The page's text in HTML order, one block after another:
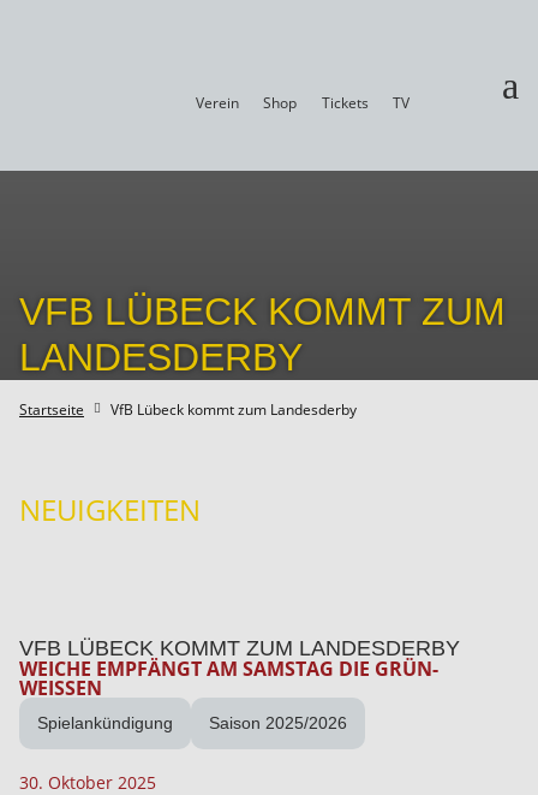
Verein Shop Tickets TV a
VFB LÜBECK KOMMT ZUM
LANDESDERBY
Startseite  VfB Lübeck kommt zum Landesderby
NEUIGKEITEN
VFB LÜBECK KOMMT ZUM LANDESDERBY
WEICHE EMPFÄNGT AM SAMSTAG DIE GRÜN-
WEISSEN
Spielankündigung Saison 2025/2026
30. Oktober 2025